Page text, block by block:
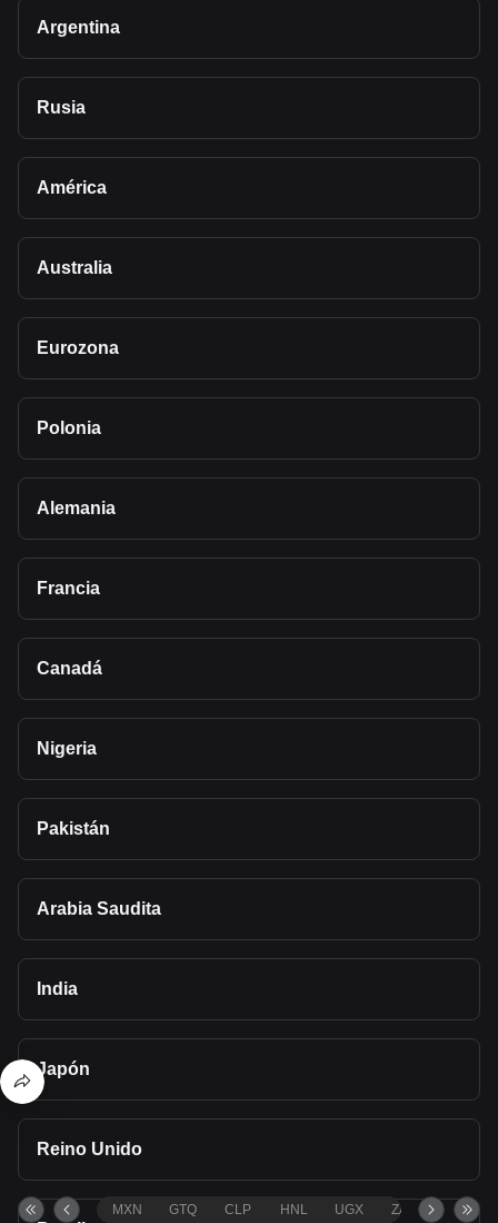
Argentina
Rusia
América
Australia
Eurozona
Polonia
Alemania
Francia
Canadá
Nigeria
Pakistán
Arabia Saudita
India
Japón
Reino Unido
MXN GTQ CLP HNL UGX ZAR TND